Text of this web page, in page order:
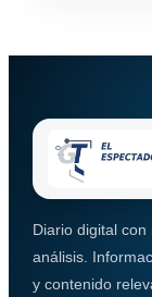
Diario digital
análisis.
y contenido